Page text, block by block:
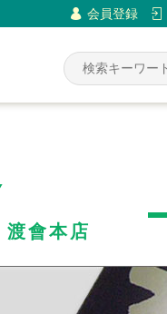
会員登録
渡會本店